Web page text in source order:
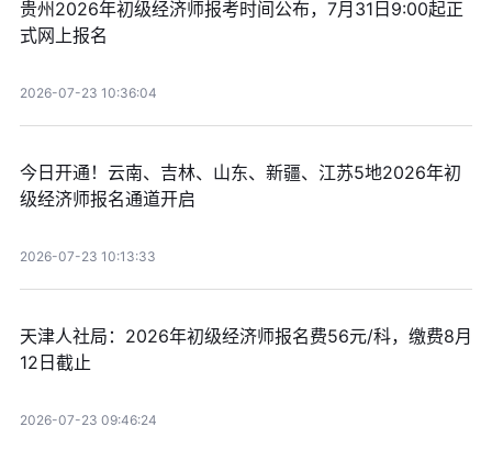
贵州2026年初级经济师报考时间公布，7月31日9:00起正
式网上报名
2026-07-23 10:36:04
今日开通！云南、吉林、山东、新疆、江苏5地2026年初
级经济师报名通道开启
2026-07-23 10:13:33
天津人社局：2026年初级经济师报名费56元/科，缴费8月
12日截止
2026-07-23 09:46:24